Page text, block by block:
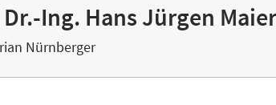
Ing. Hans Jürgen Maier
Nürnberger